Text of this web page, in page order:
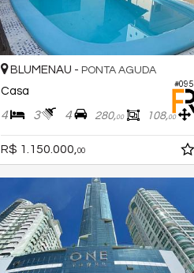
#095
BLUMENAU - PONTA AGUDA
Casa
4 3 4 280,00 108,00
R$ 1.150.000, 00